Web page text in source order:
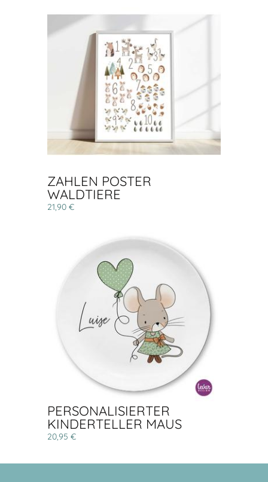
ZAHLEN POSTER
WALDTIERE
21,90 €
PERSONALISIERTER
KINDERTELLER MAUS
20,95 €